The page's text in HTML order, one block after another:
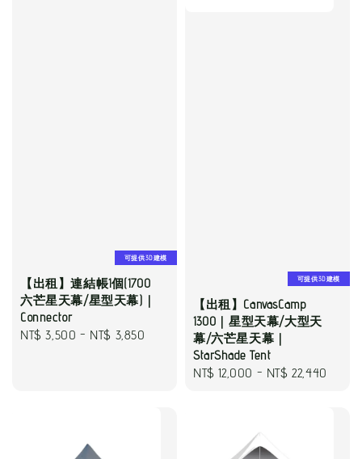
可提供3D建模
【出租】連結帳1個(1700
六芒星天幕/星型天幕)｜
Connector
Regular
NT$ 3,500 - NT$ 3,850
可提供3D建模
【出租】CanvasCamp
1300｜星型天幕/大型天
幕/六芒星天幕｜
StarShade Tent
Regular
NT$ 12,000 - NT$ 22,440